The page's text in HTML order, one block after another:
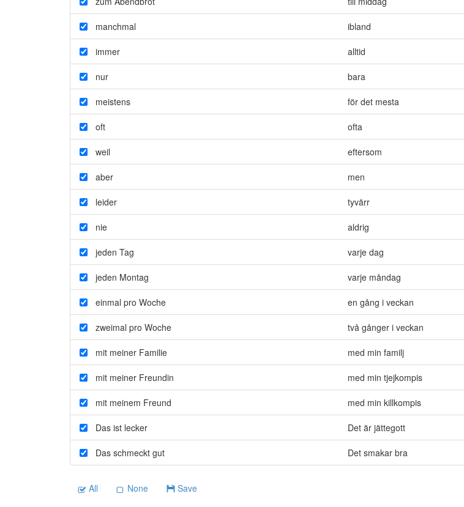
manchmal ibland
immer alltid
nur bara
meistens för det mesta
oft ofta
weil eftersom
aber men
leider tyvärr
nie aldrig
jeden Tag varje dag
jeden Montag varje måndag
einmal pro Woche en gång i veckan
zweimal pro Woche två gånger i veckan
mit meiner Familie med min familj
mit meiner Freundin med min tjejkompis
mit meinem Freund med min killkompis
Das ist lecker Det är jättegott
Das schmeckt gut Det smakar bra
All None Save